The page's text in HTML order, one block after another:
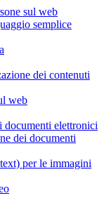
sul web
semplice
dei contenuti
web
documenti elettronici
dei documenti
per le immagini